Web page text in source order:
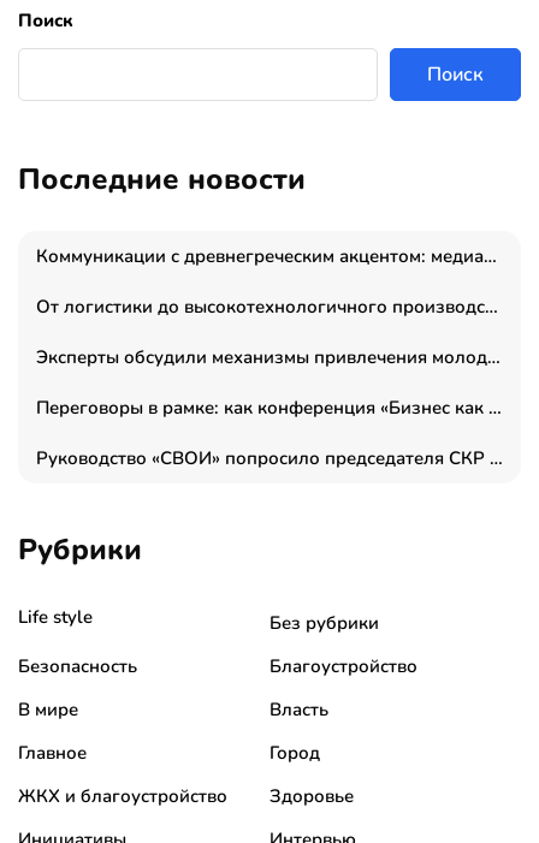
Поиск
Поиск
Последние новости
Коммуникации с древнегреческим акцентом: медиаменеджер и журналист Владимир Дергачев запустил коммуникационное агентство «Сократ 2.0»
От логистики до высокотехнологичного производства: как основатель “гагаринга” выстраивает экосистему безопасности и гражданских БПЛА
Эксперты обсудили механизмы привлечения молодых специалистов в промышленные города
Переговоры в рамке: как конференция «Бизнес как искусство» переформатирует деловой этикет в стенах ТПП РФ
Руководство «СВОИ» попросило председателя СКР дать правовую оценку обысков в тыловом штабе
Рубрики
Life style
Без рубрики
Безопасность
Благоустройство
В мире
Власть
Главное
Город
ЖКХ и благоустройство
Здоровье